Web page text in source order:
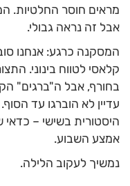
מראים חוסר החלטיות.
אבל זה נראה גבולי.
המסקנה כרגע: אנחנו
קלאסי לטווח בינוני.
בחורף, אבל ה"ברגים"
עדיין לא הוברגו עד
היסטורית בשישי – כדאי
אמצע השבוע.
נמשיך לעקוב הלילה.